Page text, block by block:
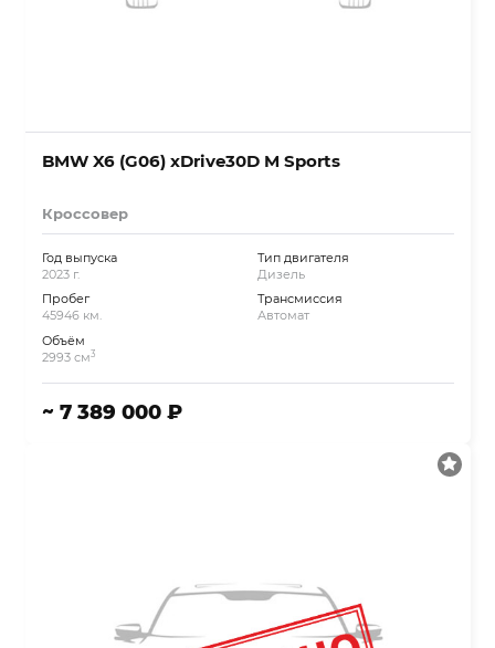
BMW X6 (G06) xDrive30D M Sports
Кроссовер
Год выпуска
2023 г.
Пробег
45946 км.
Объём
2993 см3
Тип двигателя
Дизель
Трансмиссия
Автомат
~ 7 389 000 ₽